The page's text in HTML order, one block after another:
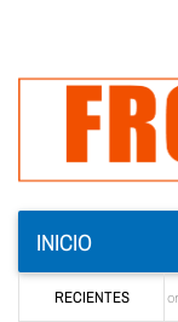
INICIO
RECIENTES
en Bailadores: Denuncian